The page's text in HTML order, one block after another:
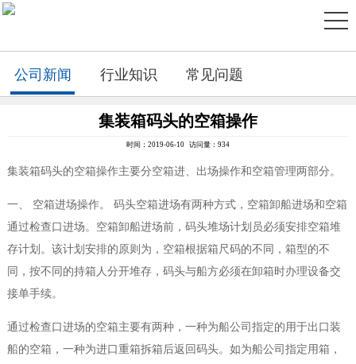
公司新闻 行业知识 常见问题
集装箱码头的空箱操作
时间：2019-06-10 访问量：934
集装箱码头的空箱操作主要分空箱进、出场操作和空箱管理两部分。
一、 空箱进场操作。 码头空箱进场有两种方式，空箱卸船进场和空箱
通过检查口进场。空箱卸船进场前，码头堆场计划员必须安排空箱堆
存计划。该计划安排的原则为，空箱根据箱尺码的不同，箱型的不
同，按不同的持箱人分开堆存，码头与船方必须在卸箱时办理设备交
接单手续。
通过检查口进场的空箱主要有两种，一种为船公司指定的用于出口装
船的空箱，一种为进口重箱拆箱后返回码头。如为船公司指定用箱，